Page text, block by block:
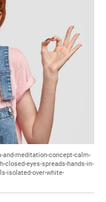
meditation-concept-calm-
closed-eyes-spreads-hands-in-
isolated-over-white-